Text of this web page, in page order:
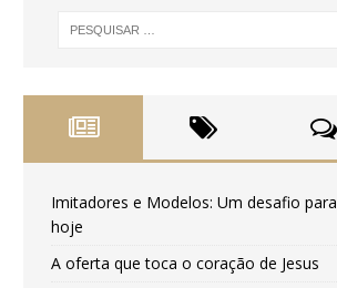
Imitadores e Modelos: Um desafio para
hoje
A oferta que toca o coração de Jesus